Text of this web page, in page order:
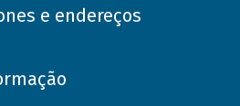
e endereços